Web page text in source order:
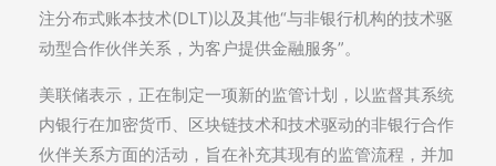
注分布式账本技术(DLT)以及其他“与非银行机构的技术驱
动型合作伙伴关系，为客户提供金融服务”。
美联储表示，正在制定一项新的监管计划，以监督其系统
内银行在加密货币、区块链技术和技术驱动的非银行合作
伙伴关系方面的活动，旨在补充其现有的监管流程，并加